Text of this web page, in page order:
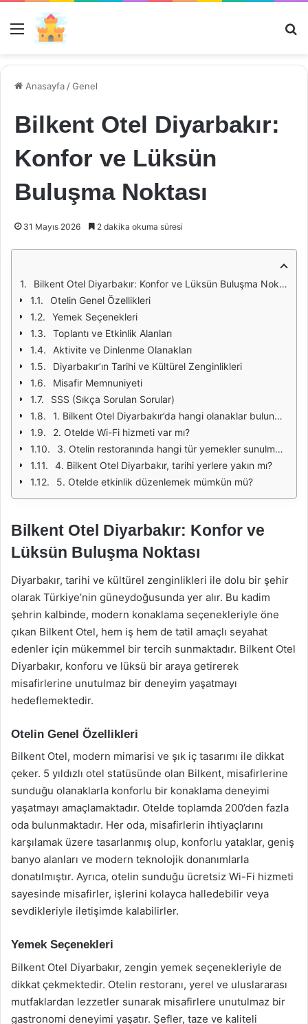
Menü
Anasayfa /Genel
Bilkent Otel Diyarbakır:
Konfor ve Lüksün
Buluşma Noktası
31 Mayıs 2026 2 dakika okuma süresi
Bilkent Otel Diyarbakır: Konfor ve Lüksün Buluşma Noktası
Otelin Genel Özellikleri
Yemek Seçenekleri
Toplantı ve Etkinlik Alanları
Aktivite ve Dinlenme Olanakları
Diyarbakır’ın Tarihi ve Kültürel Zenginlikleri
Misafir Memnuniyeti
SSS (Sıkça Sorulan Sorular)
1. Bilkent Otel Diyarbakır’da hangi olanaklar bulunmaktadır?
2. Otelde Wi-Fi hizmeti var mı?
3. Otelin restoranında hangi tür yemekler sunulmaktadır?
4. Bilkent Otel Diyarbakır, tarihi yerlere yakın mı?
5. Otelde etkinlik düzenlemek mümkün mü?
Bilkent Otel Diyarbakır: Konfor ve
Lüksün Buluşma Noktası
Diyarbakır, tarihi ve kültürel zenginlikleri ile dolu bir şehir
olarak Türkiye’nin güneydoğusunda yer alır. Bu kadim
şehrin kalbinde, modern konaklama seçenekleriyle öne
çıkan Bilkent Otel, hem iş hem de tatil amaçlı seyahat
edenler için mükemmel bir tercih sunmaktadır. Bilkent Otel
Diyarbakır, konforu ve lüksü bir araya getirerek
misafirlerine unutulmaz bir deneyim yaşatmayı
hedeflemektedir.
Otelin Genel Özellikleri
Bilkent Otel, modern mimarisi ve şık iç tasarımı ile dikkat
çeker. 5 yıldızlı otel statüsünde olan Bilkent, misafirlerine
sunduğu olanaklarla konforlu bir konaklama deneyimi
yaşatmayı amaçlamaktadır. Otelde toplamda 200’den fazla
oda bulunmaktadır. Her oda, misafirlerin ihtiyaçlarını
karşılamak üzere tasarlanmış olup, konforlu yataklar, geniş
banyo alanları ve modern teknolojik donanımlarla
donatılmıştır. Ayrıca, otelin sunduğu ücretsiz Wi-Fi hizmeti
sayesinde misafirler, işlerini kolayca halledebilir veya
sevdikleriyle iletişimde kalabilirler.
Yemek Seçenekleri
Bilkent Otel Diyarbakır, zengin yemek seçenekleriyle de
dikkat çekmektedir. Otelin restoranı, yerel ve uluslararası
mutfaklardan lezzetler sunarak misafirlere unutulmaz bir
gastronomi deneyimi yaşatır. Şefler, taze ve kaliteli